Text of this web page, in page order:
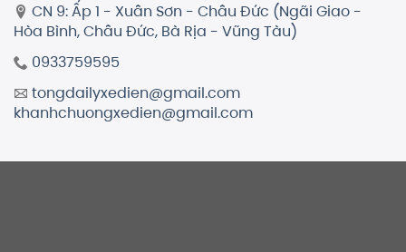
CN 9: Ấp 1 - Xuân Sơn - Châu Đức (Ngãi Giao -
Hòa Bình, Châu Đức, Bà Rịa - Vũng Tàu)
0933759595
tongdailyxedien@gmail.com
khanhchuongxedien@gmail.com